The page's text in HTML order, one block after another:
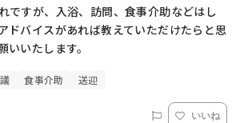
ですが、入浴、訪問、食事介助などはし
ドバイスがあれば教えていただけたらと思
いいたします。
食事介助 送迎
いいね